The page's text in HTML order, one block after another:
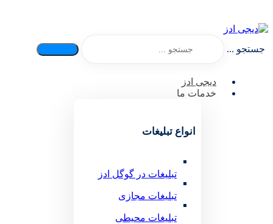
جستجو ...
دیجی ادز
خدمات ما
انواع تبلیغات
تبلیغات در گوگل ادز
تبلیغات مجازی
تبلیغات محیطی